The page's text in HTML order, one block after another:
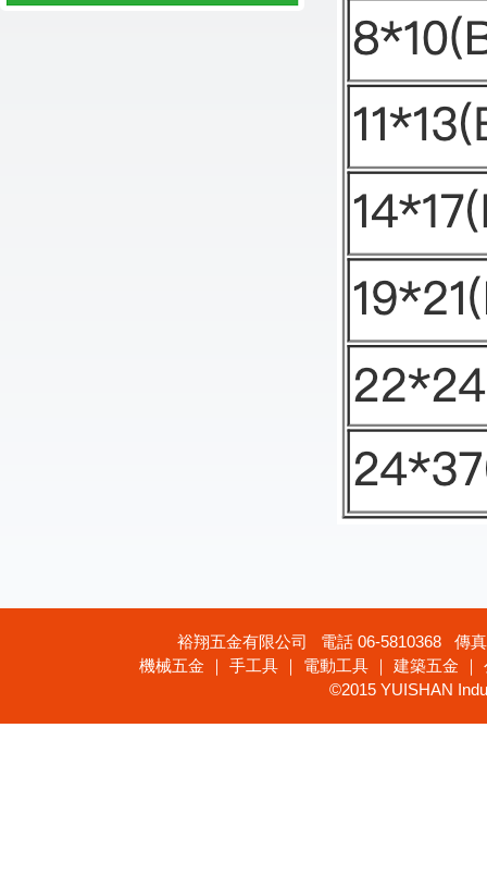
裕翔五金有限公司 電話 06-5810368 傳
機械五金 ｜ 手工具 ｜ 電動工具 ｜ 建築五金
©2015 YUISHAN